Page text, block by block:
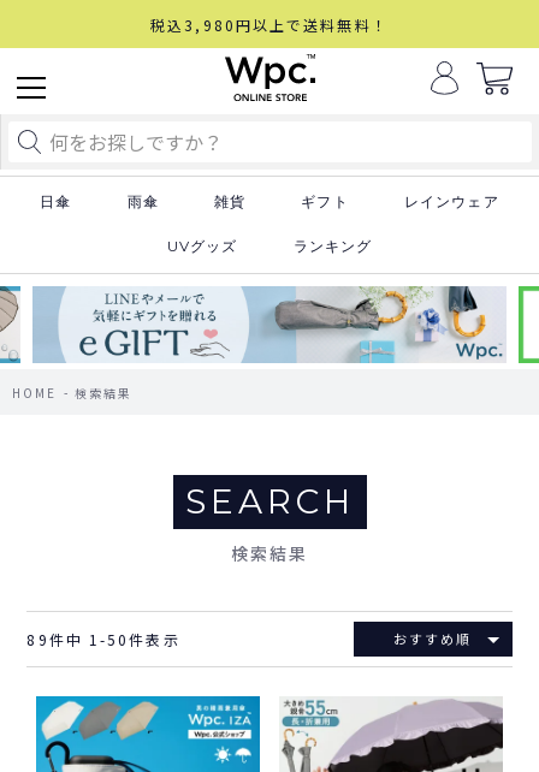
税込3,980円以上で送料無料！
日傘 雨傘 雑貨 ギフト レインウェア
UVグッズ ランキング
HOME 検索結果
SEARCH
検索結果
おすすめ順
89件中 1-50件表示